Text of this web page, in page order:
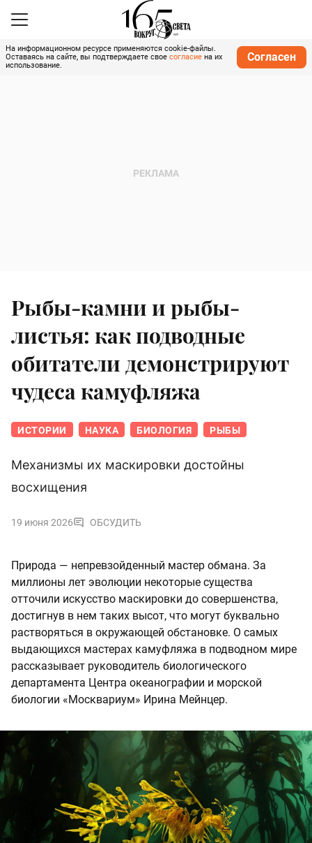
На информационном ресурсе применяются cookie-файлы.
Оставаясь на сайте, вы подтверждаете свое согласие на их
использование.
Согласен
Рыбы-камни и рыбы-
листья: как подводные
обитатели демонстрируют
чудеса камуфляжа
ИСТОРИИ НАУКА БИОЛОГИЯ РЫБЫ
Механизмы их маскировки достойны
восхищения
19 июня 2026 ОБСУДИТЬ
Природа — непревзойденный мастер обмана. За
миллионы лет эволюции некоторые существа
отточили искусство маскировки до совершенства,
достигнув в нем таких высот, что могут буквально
растворяться в окружающей обстановке. О самых
выдающихся мастерах камуфляжа в подводном мире
рассказывает руководитель биологического
департамента Центра океанографии и морской
биологии «Москвариум» Ирина Мейнцер.